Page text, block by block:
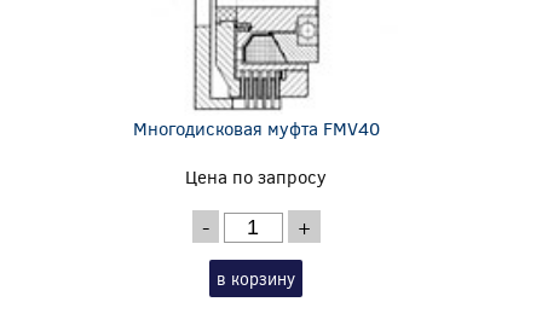
Многодисковая муфта FMV40
Цена по запросу
- +
в корзину